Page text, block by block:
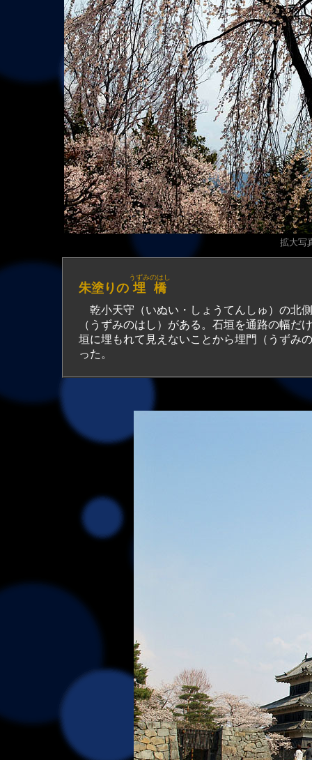
拡大写
朱塗りの 埋橋
うずみのはし
乾小天守（いぬい・しょうてんしゅ）の北
（うずみのはし）がある。石垣を通路の幅
垣に埋もれて見えないことから埋門（うずみ
った。